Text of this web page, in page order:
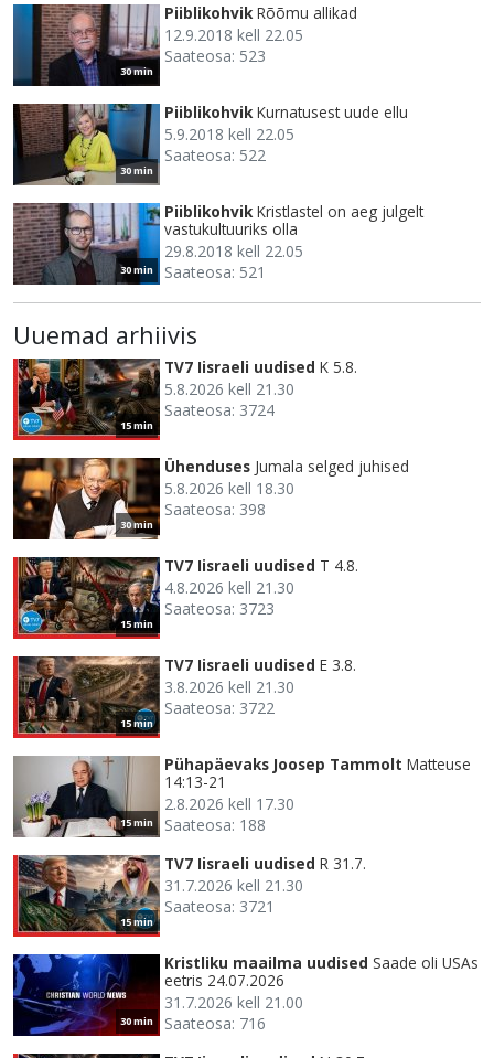
30 min
Piiblikohvik Rõõmu allikad
12.9.2018 kell 22.05
Saateosa: 523
30 min
Piiblikohvik Kurnatusest uude ellu
5.9.2018 kell 22.05
Saateosa: 522
30 min
Piiblikohvik Kristlastel on aeg julgelt
vastukultuuriks olla
29.8.2018 kell 22.05
Saateosa: 521
Uuemad arhiivis
15 min
TV7 Iisraeli uudised K 5.8.
5.8.2026 kell 21.30
Saateosa: 3724
30 min
Ühenduses Jumala selged juhised
5.8.2026 kell 18.30
Saateosa: 398
15 min
TV7 Iisraeli uudised T 4.8.
4.8.2026 kell 21.30
Saateosa: 3723
15 min
TV7 Iisraeli uudised E 3.8.
3.8.2026 kell 21.30
Saateosa: 3722
15 min
Pühapäevaks Joosep Tammolt Matteuse
14:13-21
2.8.2026 kell 17.30
Saateosa: 188
15 min
TV7 Iisraeli uudised R 31.7.
31.7.2026 kell 21.30
Saateosa: 3721
30 min
Kristliku maailma uudised Saade oli USAs
eetris 24.07.2026
31.7.2026 kell 21.00
Saateosa: 716